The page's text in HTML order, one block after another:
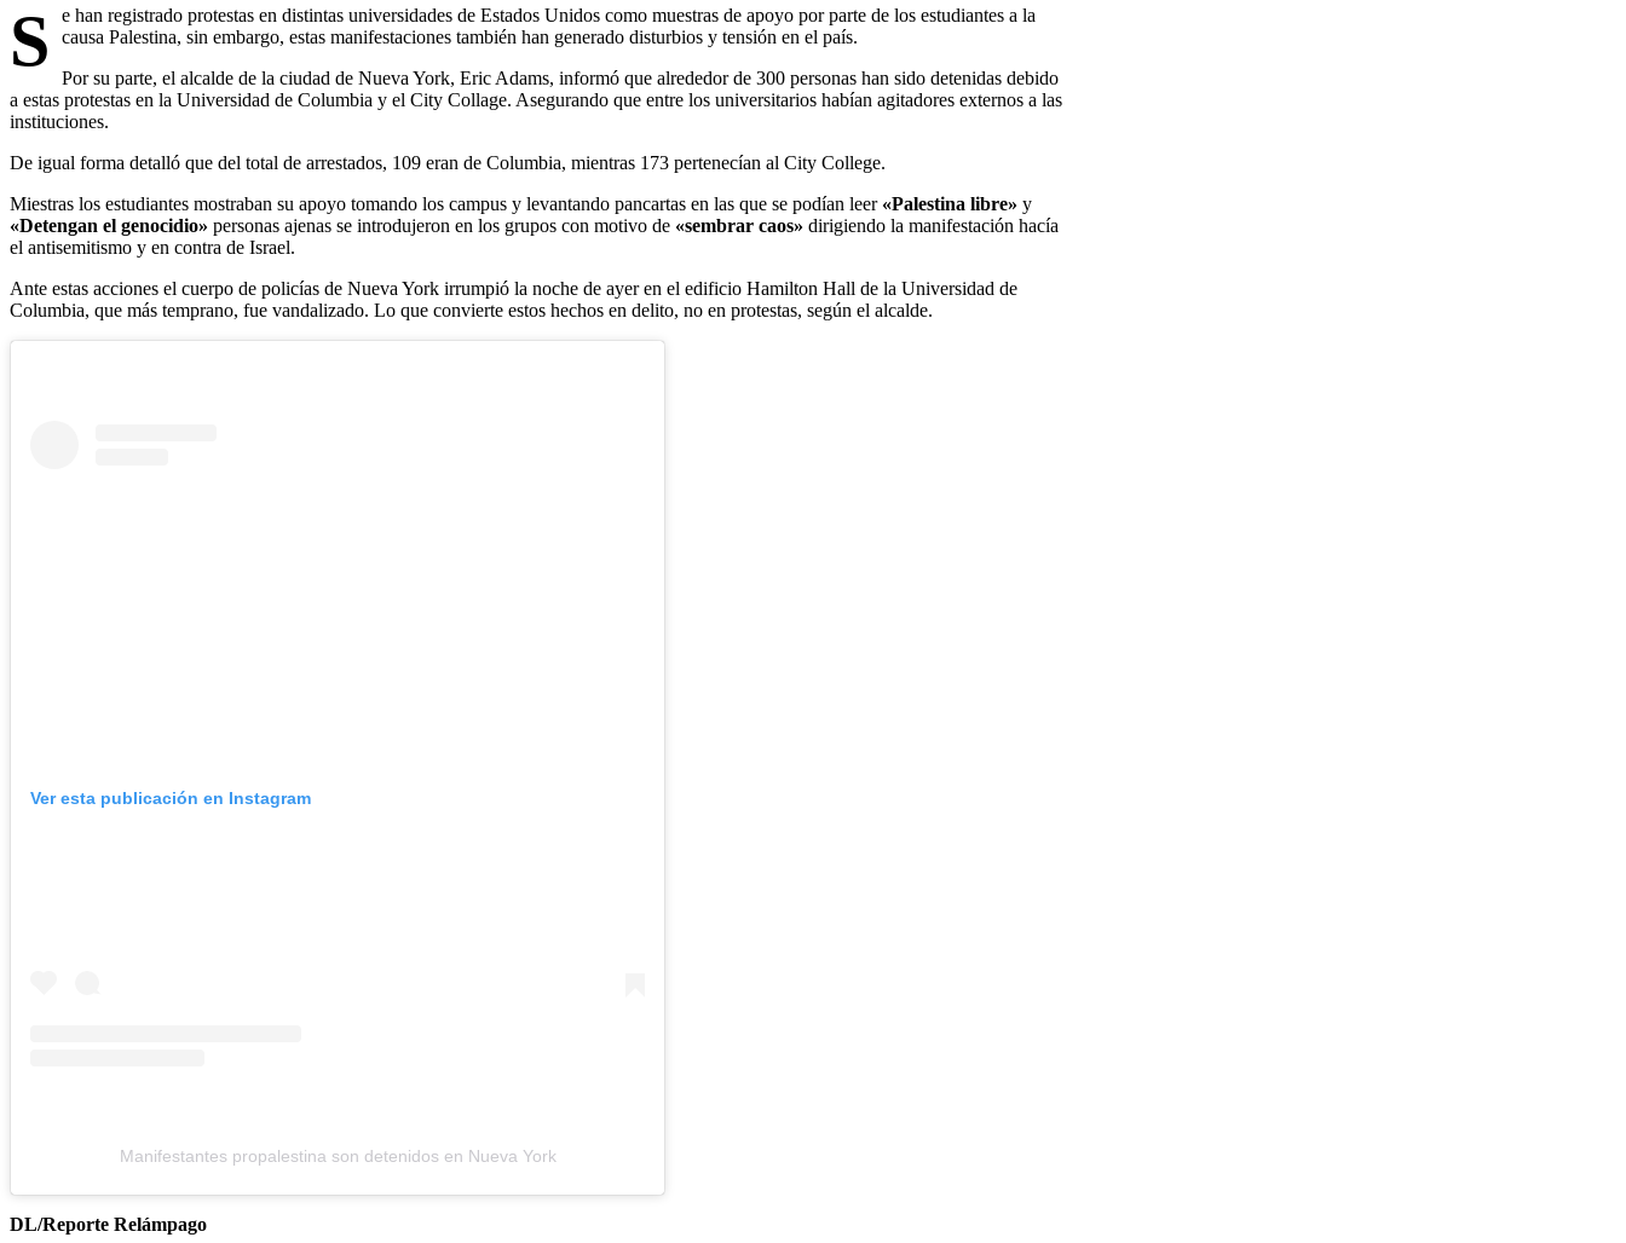
S
e han registrado protestas en distintas universidades de Estados Unidos como muestras de apoyo por parte de los estudiantes a la
causa Palestina, sin embargo, estas manifestaciones también han generado disturbios y tensión en el país.
Por su parte, el alcalde de la ciudad de Nueva York, Eric Adams, informó que alrededor de 300 personas han sido detenidas debido
a estas protestas en la Universidad de Columbia y el City Collage. Asegurando que entre los universitarios habían agitadores externos a las
instituciones.
De igual forma detalló que del total de arrestados, 109 eran de Columbia, mientras 173 pertenecían al City College.
Miestras los estudiantes mostraban su apoyo tomando los campus y levantando pancartas en las que se podían leer «Palestina libre» y
«Detengan el genocidio» personas ajenas se introdujeron en los grupos con motivo de «sembrar caos» dirigiendo la manifestación hacía
el antisemitismo y en contra de Israel.
Ante estas acciones el cuerpo de policías de Nueva York irrumpió la noche de ayer en el edificio Hamilton Hall de la Universidad de
Columbia, que más temprano, fue vandalizado. Lo que convierte estos hechos en delito, no en protestas, según el alcalde.
Ver esta publicación en Instagram
Manifestantes propalestina son detenidos en Nueva York
DL/Reporte Relámpago